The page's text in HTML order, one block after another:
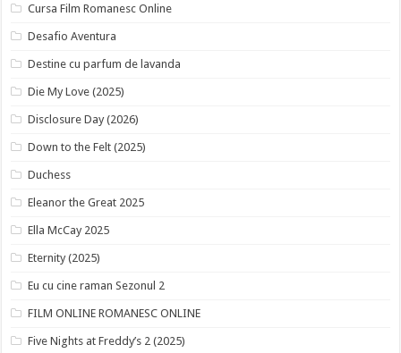
Cursa Film Romanesc Online
Desafio Aventura
Destine cu parfum de lavanda
Die My Love (2025)
Disclosure Day (2026)
Down to the Felt (2025)
Duchess
Eleanor the Great 2025
Ella McCay 2025
Eternity (2025)
Eu cu cine raman Sezonul 2
FILM ONLINE ROMANESC ONLINE
Five Nights at Freddy’s 2 (2025)